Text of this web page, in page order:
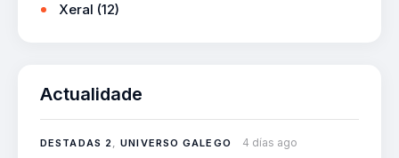
Xeral (12)
Actualidade
DESTADAS 2,UNIVERSO GALEGO 4 días ago